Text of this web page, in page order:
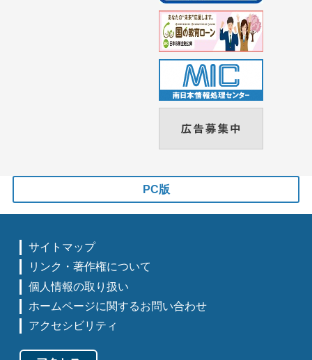
PC版
サイトマップ
リンク・著作権について
個人情報の取り扱い
ホームページに関するお問い合わせ
アクセシビリティ